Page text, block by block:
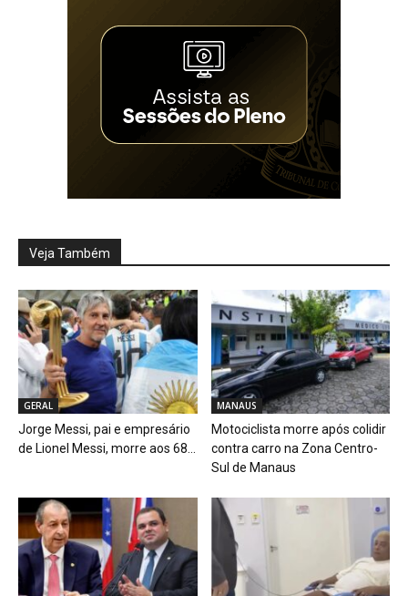
Veja Também
GERAL
Jorge Messi, pai e empresário
de Lionel Messi, morre aos 68...
MANAUS
Motociclista morre após colidir
contra carro na Zona Centro-
Sul de Manaus